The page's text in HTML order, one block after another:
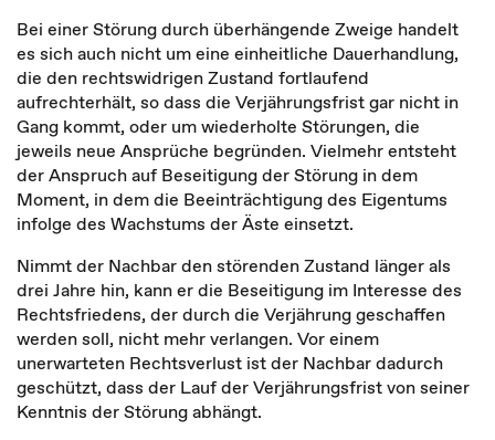
Bei einer Störung durch überhängende Zweige handelt
es sich auch nicht um eine einheitliche Dauerhandlung,
die den rechtswidrigen Zustand fortlaufend
aufrechterhält, so dass die Verjährungsfrist gar nicht in
Gang kommt, oder um wiederholte Störungen, die
jeweils neue Ansprüche begründen. Vielmehr entsteht
der Anspruch auf Beseitigung der Störung in dem
Moment, in dem die Beeinträchtigung des Eigentums
infolge des Wachstums der Äste einsetzt.
Nimmt der Nachbar den störenden Zustand länger als
drei Jahre hin, kann er die Beseitigung im Interesse des
Rechtsfriedens, der durch die Verjährung geschaffen
werden soll, nicht mehr verlangen. Vor einem
unerwarteten Rechtsverlust ist der Nachbar dadurch
geschützt, dass der Lauf der Verjährungsfrist von seiner
Kenntnis der Störung abhängt.